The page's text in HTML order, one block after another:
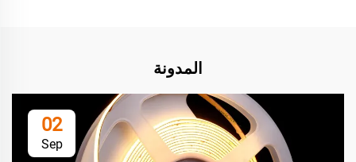
المدونة
02
Sep